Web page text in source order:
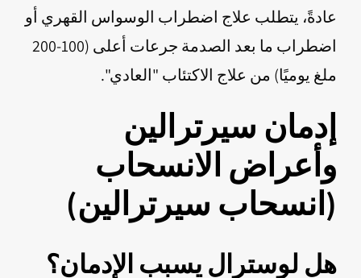
عادةً، يتطلب علاج اضطراب الوسواس القهري أو
اضطراب ما بعد الصدمة جرعات أعلى (100-200
ملغ يوميًا) من علاج الاكتئاب "العادي".
إدمان سيرترالين
وأعراض الانسحاب
(انسحاب سيرترالين)
هل لوسترال يسبب الإدمان؟